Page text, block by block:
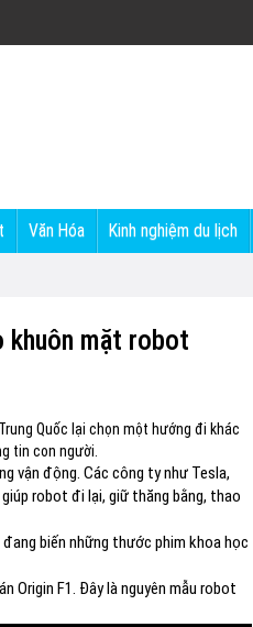
Văn Hóa Kinh nghiệm du lịch
khuôn mặt robot
Quốc lại chọn một hướng đi khác
tin con người.
vận động. Các công ty như Tesla,
robot đi lại, giữ thăng bằng, thao
biến những thước phim khoa học
Origin F1. Đây là nguyên mẫu robot